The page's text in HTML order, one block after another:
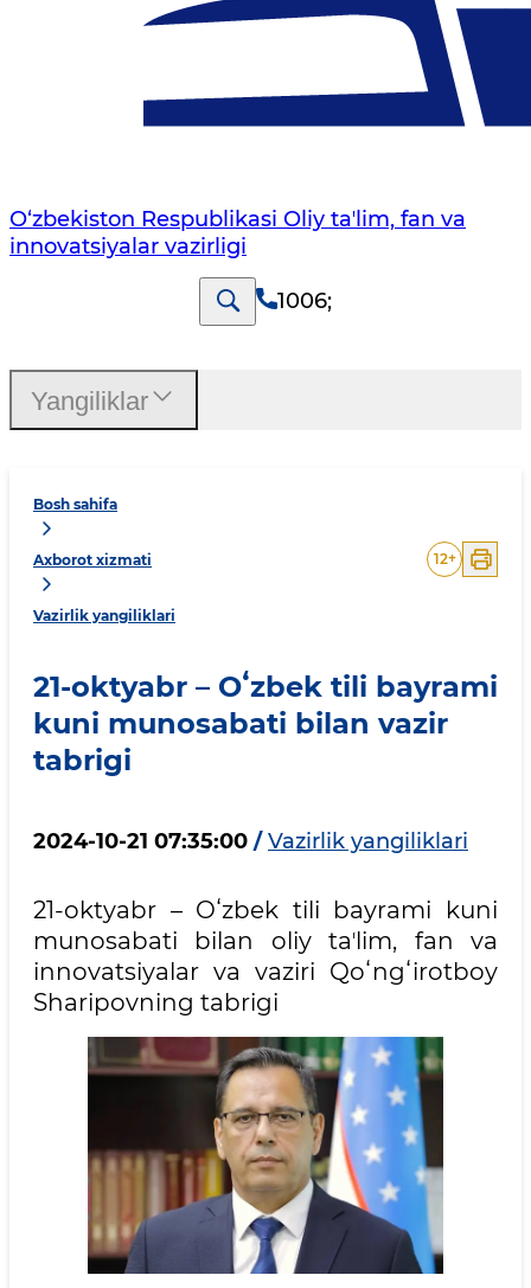
O‘zbekiston Respublikasi Oliy taʼlim, fan va
innovatsiyalar vazirligi
1006;
Bosh sahifa
Axborot xizmati
Vazirlik yangiliklari
12+
21-oktyabr – Oʻzbek tili bayrami
kuni munosabati bilan vazir
tabrigi
2024-10-21 07:35:00 / Vazirlik yangiliklari
21-oktyabr – Oʻzbek tili bayrami kuni
munosabati bilan oliy taʼlim, fan va
innovatsiyalar va vaziri Qoʻngʻirotboy
Sharipovning tabrigi
Yangiliklar